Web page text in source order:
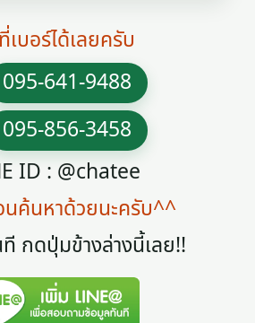
บอร์ได้เลยครับ
095-641-9488
095-856-3458
ID : @chatee
นค้นหาด้วยนะครับ^^
กดปุ่มข้างล่างนี้เลย!!